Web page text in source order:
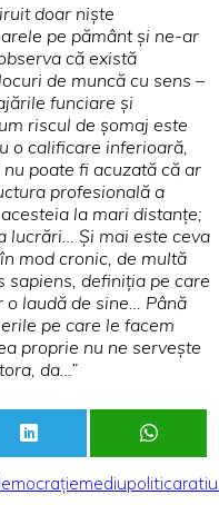
doar nişte
pe pământ şi ne-ar
că există
de muncă cu sens –
funciare şi
riscul de şomaj este
o calificare inferioară,
poate fi acuzată că ar
profesională a
la mari distanţe;
lucrări… Şi mai este ceva
mod cronic, de multă
sapiens, definiţia pe care
o laudă de sine… Până
pe care le facem
proprie nu ne serveşte
da…”
mediupolitica